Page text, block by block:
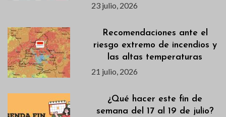
23 julio, 2026
Recomendaciones ante el
riesgo extremo de incendios y
las altas temperaturas
21 julio, 2026
¿Qué hacer este fin de
semana del 17 al 19 de julio?